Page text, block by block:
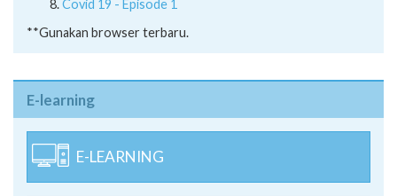
Covid 19 - Episode 1
**Gunakan browser terbaru.
E-learning
E-LEARNING